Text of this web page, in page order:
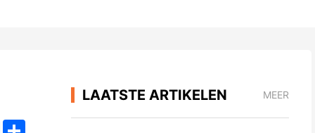
TwitterShare
LAATSTE ARTIKELEN MEER